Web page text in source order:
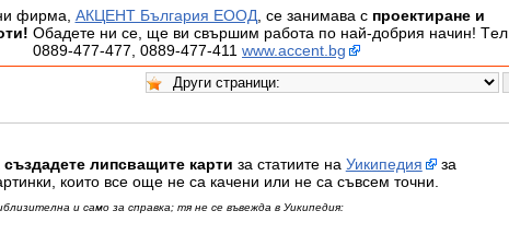
фирма, АКЦЕНТ България ЕООД, се занимава с проектиране и
Обадете ни се, ще ви свършим работа по най-добрия начин! Tел.
0889-477-477, 0889-477-411 www.accent.bg
създадете липсващите карти за статиите на Уикипедия
за
които все още не са качени или не са съвсем точни.
и само за справка; тя не се въвежда в Уикипедия: